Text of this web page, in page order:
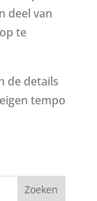
deel van
te
de details
tempo
Zoeken